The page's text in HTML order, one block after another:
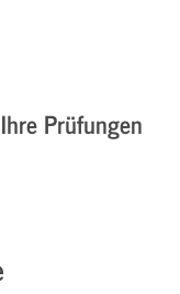
Prüfungen